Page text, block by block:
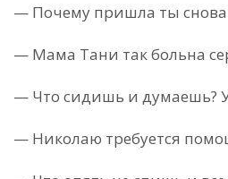
— Почему пришла ты снова
— Мама Тани так больна
— Что сидишь и думаешь?
— Николаю требуется